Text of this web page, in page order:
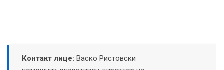
Контакт лице: Васко Ристовски